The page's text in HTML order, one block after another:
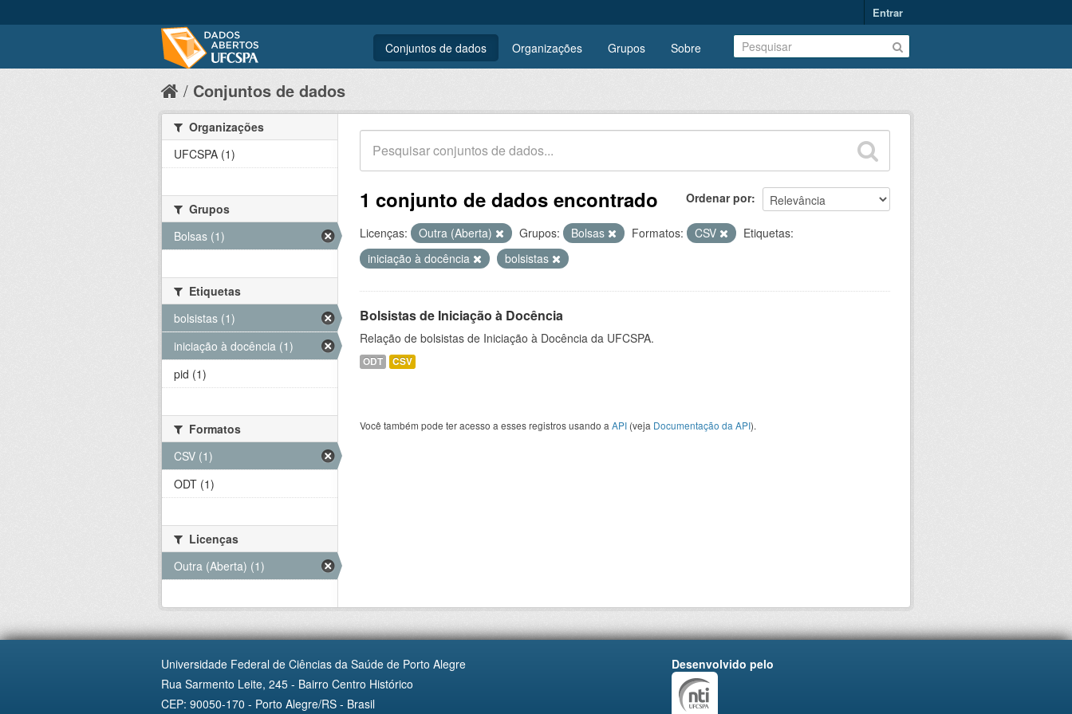
Entrar
Conjuntos de dados Organizações Grupos Sobre
Conjuntos de dados
Ordenar por
1 conjunto de dados encontrado
Licenças: Outra (Aberta) Grupos: Bolsas Formatos: CSV
Etiquetas:
iniciação à docência
bolsistas
Bolsistas de Iniciação à Docência
Relação de bolsistas de Iniciação à Docência da UFCSPA.
ODT CSV
Você também pode ter acesso a esses registros usando a API (veja Documentação da API).
Organizações
UFCSPA (1)
Grupos
Bolsas (1)
Etiquetas
bolsistas (1)
iniciação à docência (1)
pid (1)
Formatos
CSV (1)
ODT (1)
Licenças
Outra (Aberta) (1)
Universidade Federal de Ciências da Saúde de Porto Alegre
Rua Sarmento Leite, 245 - Bairro Centro Histórico
CEP: 90050-170 - Porto Alegre/RS - Brasil
Desenvolvido pelo